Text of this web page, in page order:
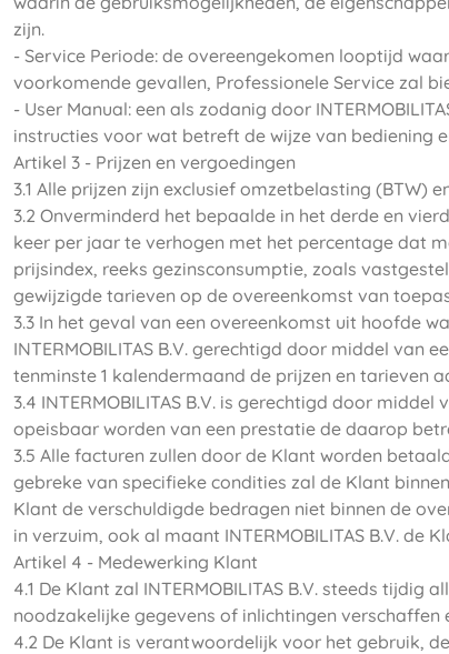
zijn.
- Service Periode: de overeengekomen looptijd
voorkomende gevallen, Professionele Service zal
- User Manual: een als zodanig door
instructies voor wat betreft de wijze van bediening
Artikel 3 - Prijzen en vergoedingen
3.1 Alle prijzen zijn exclusief omzetbelasting (BTW)
3.2 Onverminderd het bepaalde in het derde en
keer per jaar te verhogen met het percentage dat
prijsindex, reeks gezinsconsumptie, zoals
gewijzigde tarieven op de overeenkomst van
3.3 In het geval van een overeenkomst uit hoofde
INTERMOBILITAS B.V. gerechtigd door middel
tenminste 1 kalendermaand de prijzen en tarieven
3.4 INTERMOBILITAS B.V. is gerechtigd door
opeisbaar worden van een prestatie de daarop
3.5 Alle facturen zullen door de Klant worden
gebreke van specifieke condities zal de Klant
Klant de verschuldigde bedragen niet binnen de
in verzuim, ook al maant INTERMOBILITAS B.V.
Artikel 4 - Medewerking Klant
4.1 De Klant zal INTERMOBILITAS B.V. steeds
noodzakelijke gegevens of inlichtingen verschaffen
4.2 De Klant is verantwoordelijk voor het gebruik,